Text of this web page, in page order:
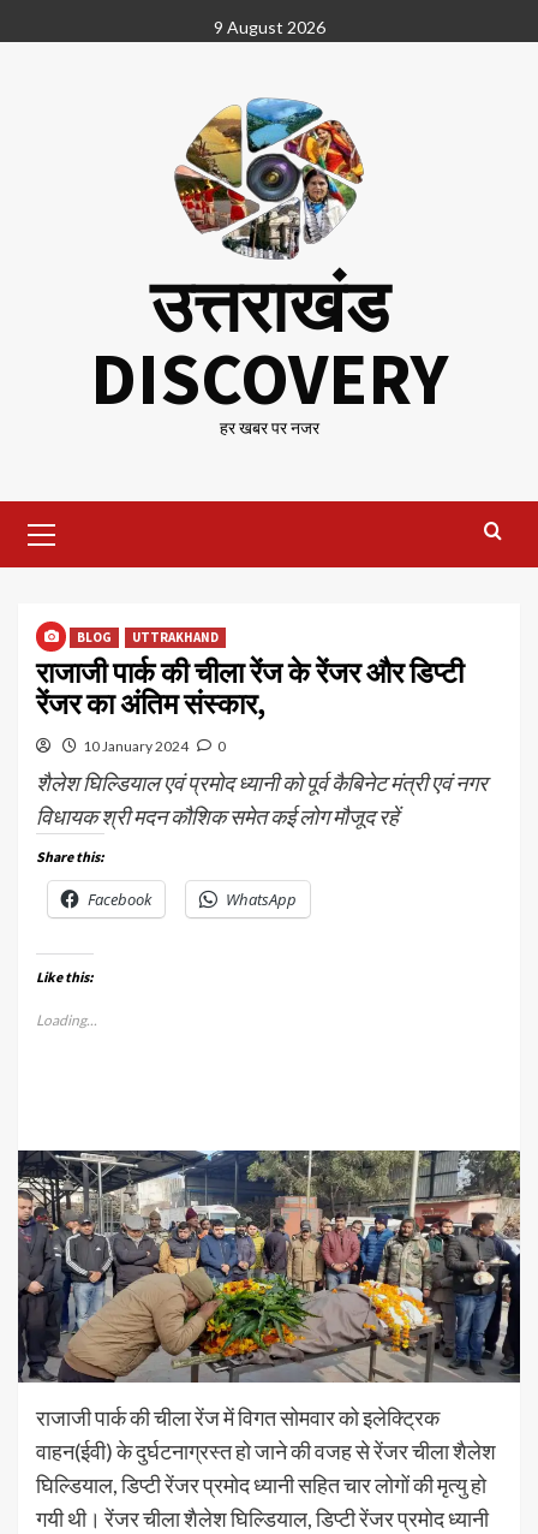
to
9 August 2026
उत्तराखंड
DISCOVERY
हर खबर पर नजर
Menu
BLOG UTTRAKHAND
राजाजी पार्क की चीला रेंज के रेंजर और डिप्टी
रेंजर का अंतिम संस्कार,
10 January 2024 0
शैलेश घिल्डियाल एवं प्रमोद ध्यानी को पूर्व कैबिनेट मंत्री एवं नगर
विधायक श्री मदन कौशिक समेत कई लोग मौजूद रहें
Share this:
Facebook WhatsApp
Like this:
Loading...
राजाजी पार्क की चीला रेंज में विगत सोमवार को इलेक्ट्रिक
वाहन(ईवी) के दुर्घटनाग्रस्त हो जाने की वजह से रेंजर चीला शैलेश
घिल्डियाल, डिप्टी रेंजर प्रमोद ध्यानी सहित चार लोगों की मृत्यु हो
गयी थी। रेंजर चीला शैलेश घिल्डियाल, डिप्टी रेंजर प्रमोद ध्यानी